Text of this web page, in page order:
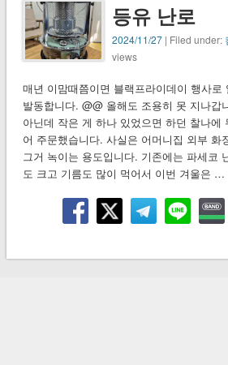
등유 난로
2024/11/27 | Filed under:
views
매년 이맘때쯤이면 블랙프라이데이 행사로
발동합니다. @@ 올해도 조용히 못 지나갑
아닌데 작은 게 하나 있었으면 하던 찰나에
어 주문했습니다. 사실은 어머니집 외부 화
그거 녹이는 용도입니다. 기존에는 파세코
도 크고 기름도 많이 먹어서 이번 겨울은 …